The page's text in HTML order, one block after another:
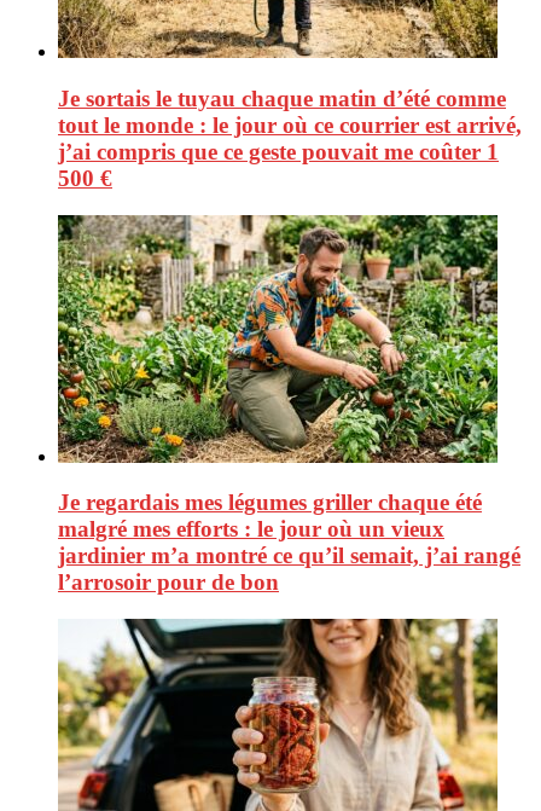
Je sortais le tuyau chaque matin d’été comme
tout le monde : le jour où ce courrier est arrivé,
j’ai compris que ce geste pouvait me coûter 1
500 €
Je regardais mes légumes griller chaque été
malgré mes efforts : le jour où un vieux
jardinier m’a montré ce qu’il semait, j’ai rangé
l’arrosoir pour de bon